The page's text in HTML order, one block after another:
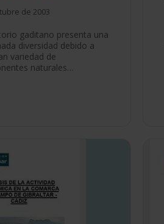
de 2003
gaditano presenta una
diversidad debido a
variedad de
naturales…